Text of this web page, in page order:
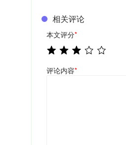
相关评论
本文评分*
评论内容*